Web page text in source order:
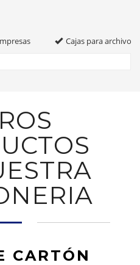
Cajas para archivo
CARTÓN